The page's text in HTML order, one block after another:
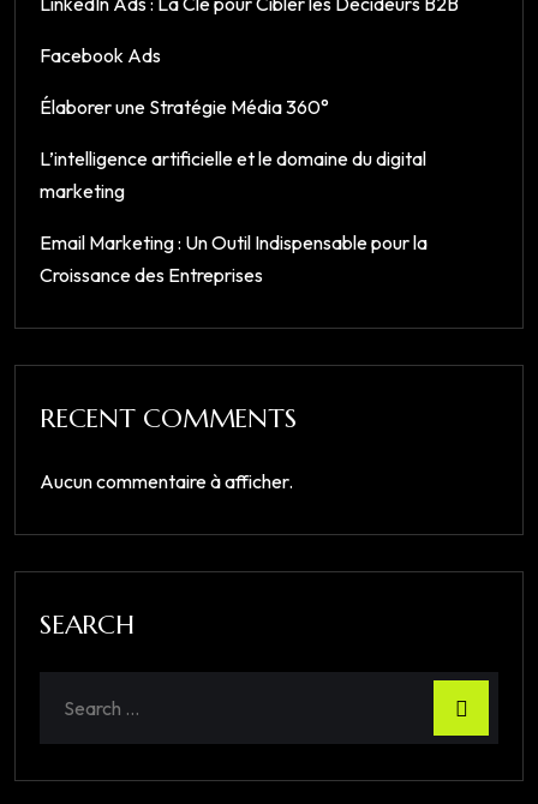
Facebook Ads
Élaborer une Stratégie Média 360°
L’intelligence artificielle et le domaine du digital
marketing
Email Marketing : Un Outil Indispensable pour la
Croissance des Entreprises
RECENT COMMENTS
Aucun commentaire à afficher.
SEARCH